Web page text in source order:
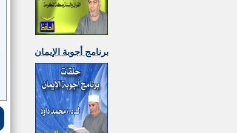
برنامج أجوبة الإيمان